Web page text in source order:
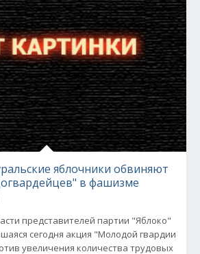
яблочники обвиняют
в фашизме
представителей партии "Яблоко"
сегодня акция "Молодой гвардии
увеличения количества трудовых